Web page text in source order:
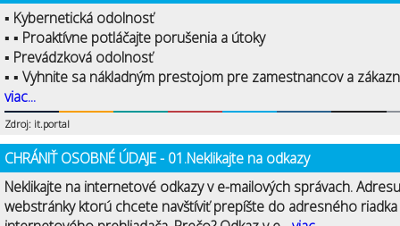
▪ Kybernetická odolnosť
▪ ▪ Proaktívne potláčajte porušenia a útoky
▪ Prevádzková odolnosť
▪ ▪ Vyhnite sa nákladným prestojom pre zamestnancov a
viac...
Zdroj: it.portal
CHRÁNIŤ OSOBNÉ ÚDAJE - 01.Neklikajte na odkazy
Neklikajte na internetové odkazy v e-mailových správach. Adresu
webstránky ktorú chcete navštíviť prepíšte do adresného riadka